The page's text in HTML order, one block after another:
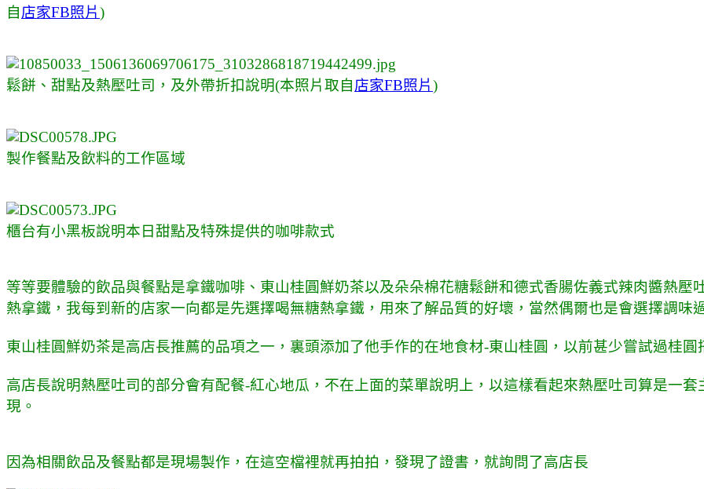
自店家FB照片)
鬆餅、甜點及熱壓吐司，及外帶折扣說明(本照片取自店家FB照片)
製作餐點及飲料的工作區域
櫃台有小黑板說明本日甜點及特殊提供的咖啡款式
等等要體驗的飲品與餐點是拿鐵咖啡、東山桂圓鮮奶茶以及朵朵棉花糖鬆餅和德式香腸佐義式辣肉醬熱
熱拿鐵，我每到新的店家一向都是先選擇喝無糖熱拿鐵，用來了解品質的好壞，當然偶爾也是會選擇調味
東山桂圓鮮奶茶是高店長推薦的品項之一，裏頭添加了他手作的在地食材-東山桂圓，以前甚少嘗試過桂
高店長說明熱壓吐司的部分會有配餐-紅心地瓜，不在上面的菜單說明上，以這樣看起來熱壓吐司算是一
現 。
因為相關飲品及餐點都是現場製作，在這空檔裡就再拍拍，發現了證書，就詢問了高店長